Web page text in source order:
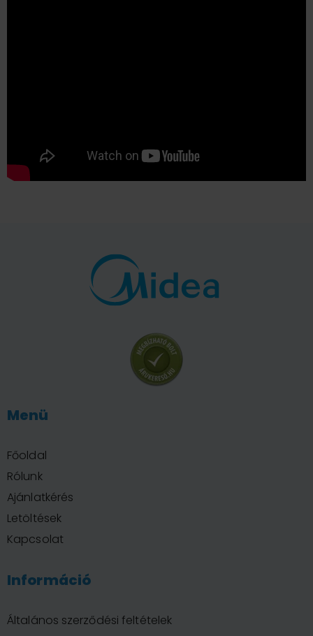
Menü
Főoldal
Rólunk
Ajánlatkérés
Letöltések
Kapcsolat
Információ
Általános szerződési feltételek